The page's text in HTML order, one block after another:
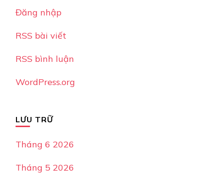
Đăng nhập
RSS bài viết
RSS bình luận
WordPress.org
LƯU TRỮ
Tháng 6 2026
Tháng 5 2026